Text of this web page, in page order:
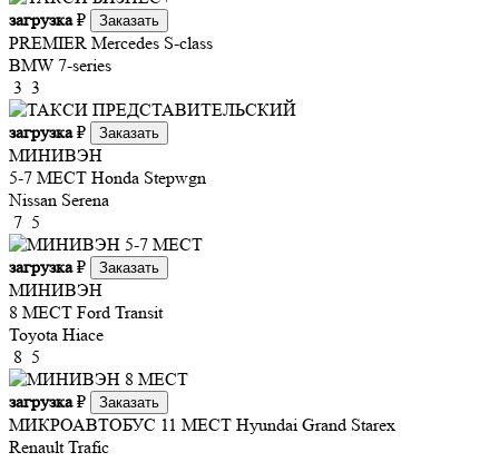
загрузка₽ Заказать
PREMIER Mercedes S-class
BMW 7-series
3 3
загрузка₽ Заказать
МИНИВЭН
5-7 МЕСТ Honda Stepwgn
Nissan Serena
7 5
загрузка₽ Заказать
МИНИВЭН
8 МЕСТ Ford Transit
Toyota Hiace
8 5
загрузка₽ Заказать
МИКРОАВТОБУС 11 МЕСТ Hyundai Grand Starex
Renault Trafic